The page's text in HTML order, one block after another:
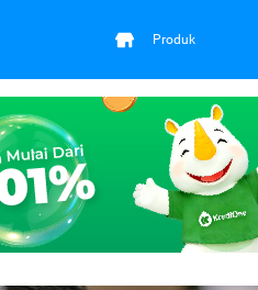
Produk